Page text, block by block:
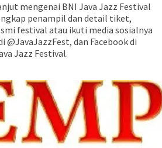
mengenai BNI Java Jazz Festival
penampil dan detail tiket,
festival atau ikuti media sosialnya
@JavaJazzFest, dan Facebook di
Jazz Festival.